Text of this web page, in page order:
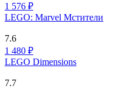
1 576 ₽
LEGO: Marvel Мстители
7.6
1 480 ₽
LEGO Dimensions
7.7